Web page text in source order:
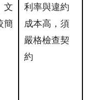
文
簡
利率與違約
成本高，須
嚴格檢查契
約